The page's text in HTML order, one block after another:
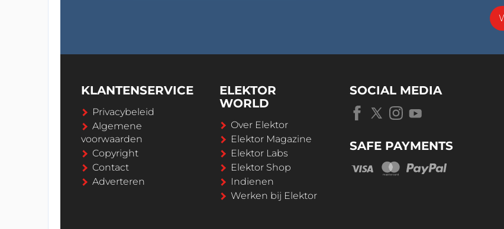
KLANTENSERVICE
Privacybeleid
Algemene
voorwaarden
Copyright
Contact
Adverteren
ELEKTOR
WORLD
Over Elektor
Elektor Magazine
Elektor Labs
Elektor Shop
Indienen
Werken bij Elektor
SOCIAL MEDIA
SAFE PAYMENTS